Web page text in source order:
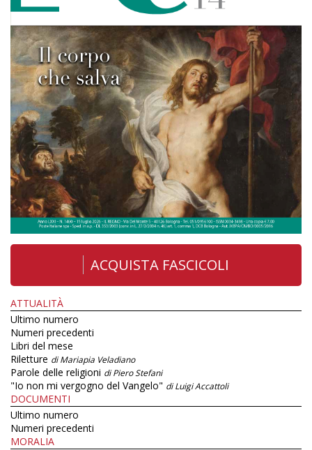
ACQUISTA FASCICOLI
ATTUALITÀ
Ultimo numero
Numeri precedenti
Libri del mese
Riletture di Mariapia Veladiano
Parole delle religioni di Piero Stefani
"Io non mi vergogno del Vangelo" di Luigi Accattoli
DOCUMENTI
Ultimo numero
Numeri precedenti
MORALIA